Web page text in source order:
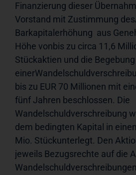
Finanzierung dieser
Vorstand mit Zustimmung
Barkapitalerhöhung  aus
Höhe vonbis zu circa 11,6
Stückaktien und die Begebung
bis zu EUR 70 Millionen mit
fünf Jahren beschlossen. Die
Wandelschuldverschreibung
dem bedingten Kapital in
Mio. Stückunterlegt. Den
jeweils Bezugsrechte auf die